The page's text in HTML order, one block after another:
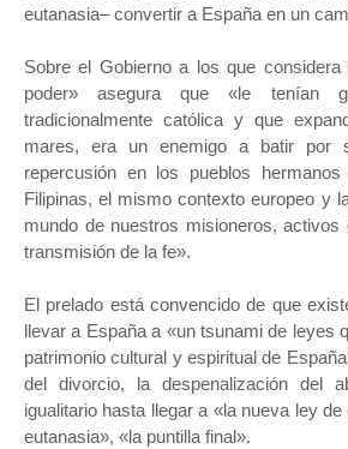
eutanasia– convertir a España en un
Sobre el Gobierno a los que
poder» asegura que «le tenían
tradicionalmente católica y que
mares, era un enemigo a batir
repercusión en los pueblos hermanos
Filipinas, el mismo contexto europeo y
mundo de nuestros misioneros, activos
transmisión de la fe».
El prelado está convencido de que
llevar a España a «un tsunami de leyes
patrimonio cultural y espiritual de
del divorcio, la despenalización del
igualitario hasta llegar a «la nueva ley
eutanasia», «la puntilla final».